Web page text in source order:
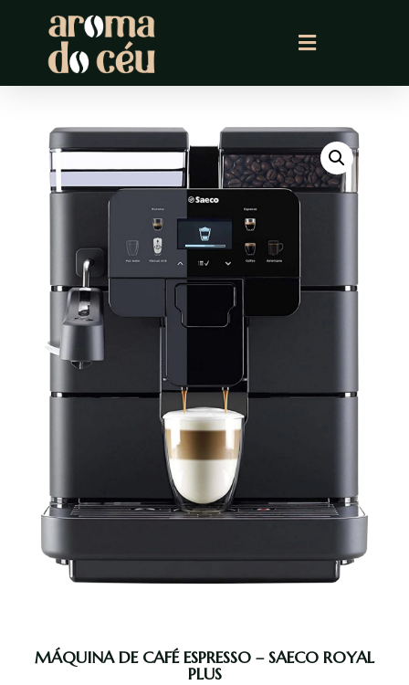
MÁQUINA DE CAFÉ ESPRESSO – SAECO ROYAL
PLUS